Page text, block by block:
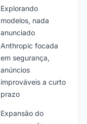
Explorando
modelos, nada
anunciado
Anthropic focada
em segurança,
anúncios
improváveis a curto
prazo
Expansão do